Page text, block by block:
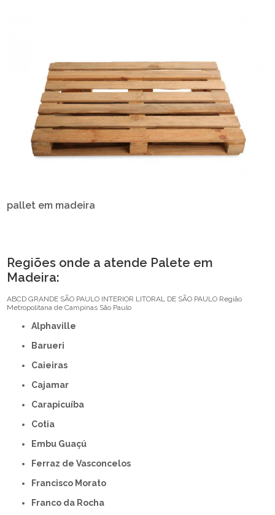
pallet em madeira
Regiões onde a atende Palete em
Madeira:
ABCD GRANDE SÃO PAULO INTERIOR LITORAL DE SÃO PAULO Região
Metropolitana de Campinas São Paulo
Alphaville
Barueri
Caieiras
Cajamar
Carapicuíba
Cotia
Embu Guaçú
Ferraz de Vasconcelos
Francisco Morato
Franco da Rocha